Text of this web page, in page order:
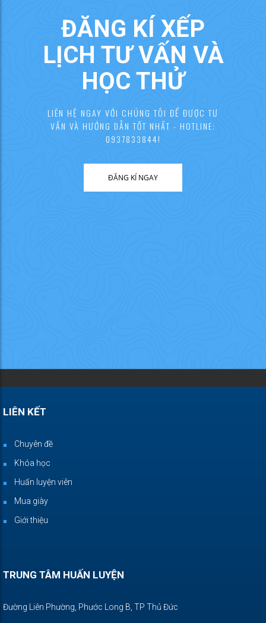
ĐĂNG KÍ XẾP
LỊCH TƯ VẤN VÀ
HỌC THỬ
LIÊN HỆ NGAY VỚI CHÚNG TÔI ĐỂ ĐƯỢC TƯ
VẤN VÀ HƯỚNG DẪN TỐT NHẤT - HOTLINE:
0937833844!
ĐĂNG KÍ NGAY
LIÊN KẾT
Chuyên đề
Khóa học
Huấn luyện viên
Mua giày
Giới thiệu
TRUNG TÂM HUẤN LUYỆN
Đường Liên Phường, Phước Long B, TP Thủ Đức